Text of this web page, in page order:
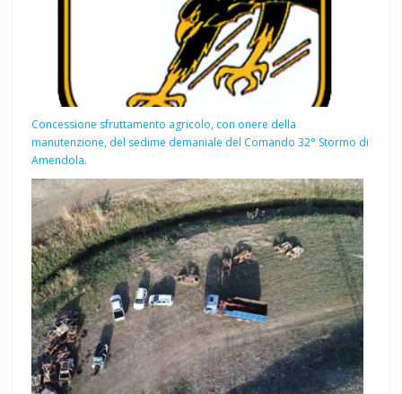
Concessione sfruttamento agricolo, con onere della
manutenzione, del sedime demaniale del Comando 32° Stormo di
Amendola.